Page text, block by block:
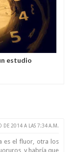
estudio
DE 2014 A LAS 7:34 A.M.
es el fluor, otra los
y habría que